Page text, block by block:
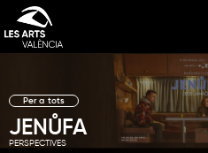
Per a tots
JENŮFA
PERSPECTIVES